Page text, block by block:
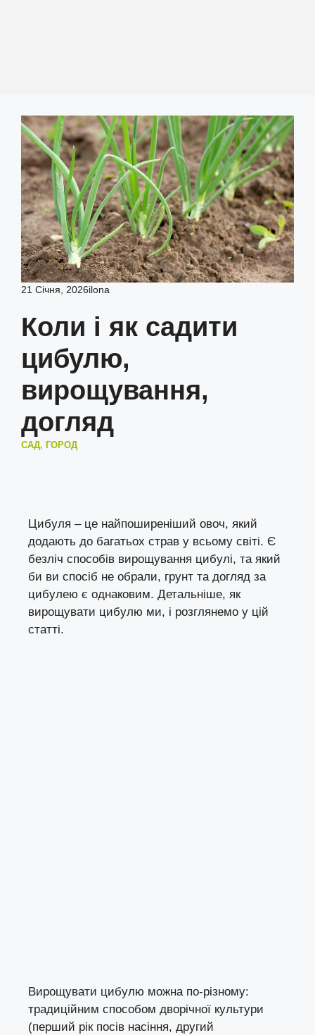
21 Січня, 2026ilona
Коли і як садити
цибулю,
вирощування,
догляд
САД, ГОРОД
Цибуля – це найпоширеніший овоч, який
додають до багатьох страв у всьому світі. Є
безліч способів вирощування цибулі, та який
би ви спосіб не обрали, грунт та догляд за
цибулею є однаковим. Детальніше, як
вирощувати цибулю ми, і розглянемо у цій
статті.
Вирощувати цибулю можна по-різному:
традиційним способом дворічної культури
(перший рік посів насіння, другий